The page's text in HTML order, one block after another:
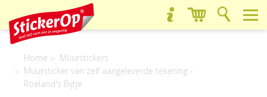
Home
Muurstickers
Muursticker van zelf aangeleverde tekening -
Roeland's Bijtje